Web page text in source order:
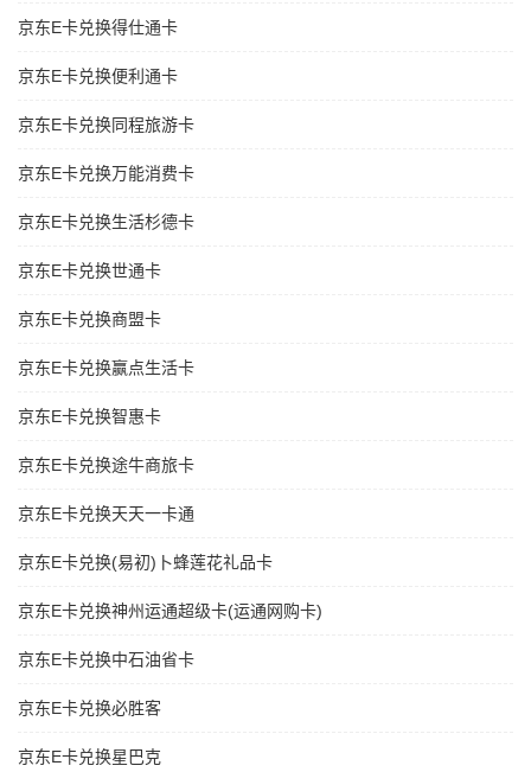
京东E卡兑换得仕通卡
京东E卡兑换便利通卡
京东E卡兑换同程旅游卡
京东E卡兑换万能消费卡
京东E卡兑换生活杉德卡
京东E卡兑换世通卡
京东E卡兑换商盟卡
京东E卡兑换赢点生活卡
京东E卡兑换智惠卡
京东E卡兑换途牛商旅卡
京东E卡兑换天天一卡通
京东E卡兑换(易初)卜蜂莲花礼品卡
京东E卡兑换神州运通超级卡(运通网购卡)
京东E卡兑换中石油省卡
京东E卡兑换必胜客
京东E卡兑换星巴克